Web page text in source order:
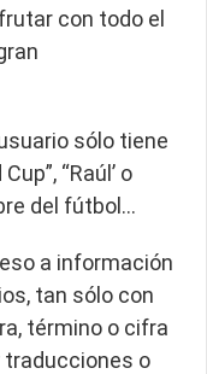
con todo el
sólo tiene
“Raúl’ o
del fútbol…
a información
tan sólo con
término o cifra
traducciones o